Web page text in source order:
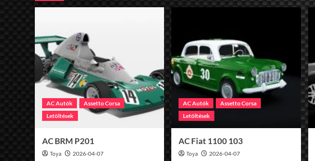
AC Autók
Assetto Corsa
Letöltések
AC BRM P201
Toya 2026-04-07
AC Autók
Assetto Corsa
Letöltések
AC Fiat 1100 103
Toya 2026-04-07